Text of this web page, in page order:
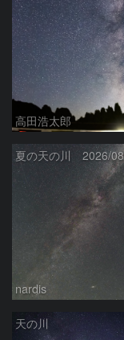
高田浩太郎
夏の天の川 2026/
nardis
天の川